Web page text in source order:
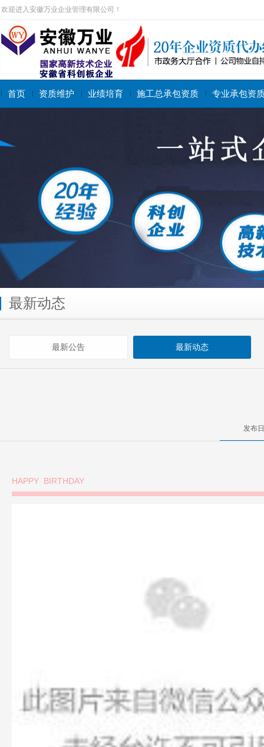
欢迎进入安徽万业企业管理有限公司！
首页 资质维护 业绩培育 施工总承包资质 专业承包资
搜索关键字： 施工总承包资质 专业承包资质 施工劳务资质
最新动态
最新公告 最新动态
发布
HAPPY BIRTHDAY